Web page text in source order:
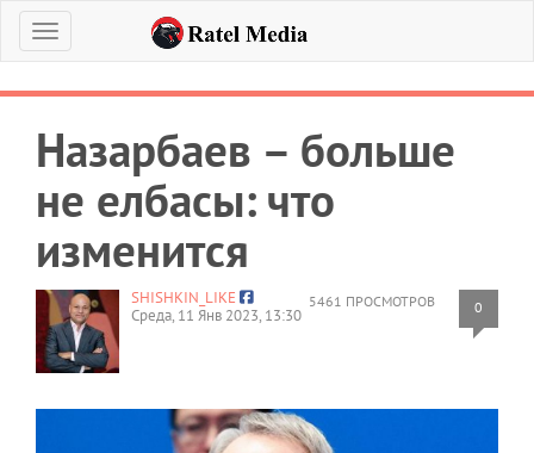
Меню
Назарбаев – больше
не елбасы: что
изменится
5461 ПРОСМОТРОВ 0
SHISHKIN_LIKE
Среда, 11 Янв 2023, 13:30